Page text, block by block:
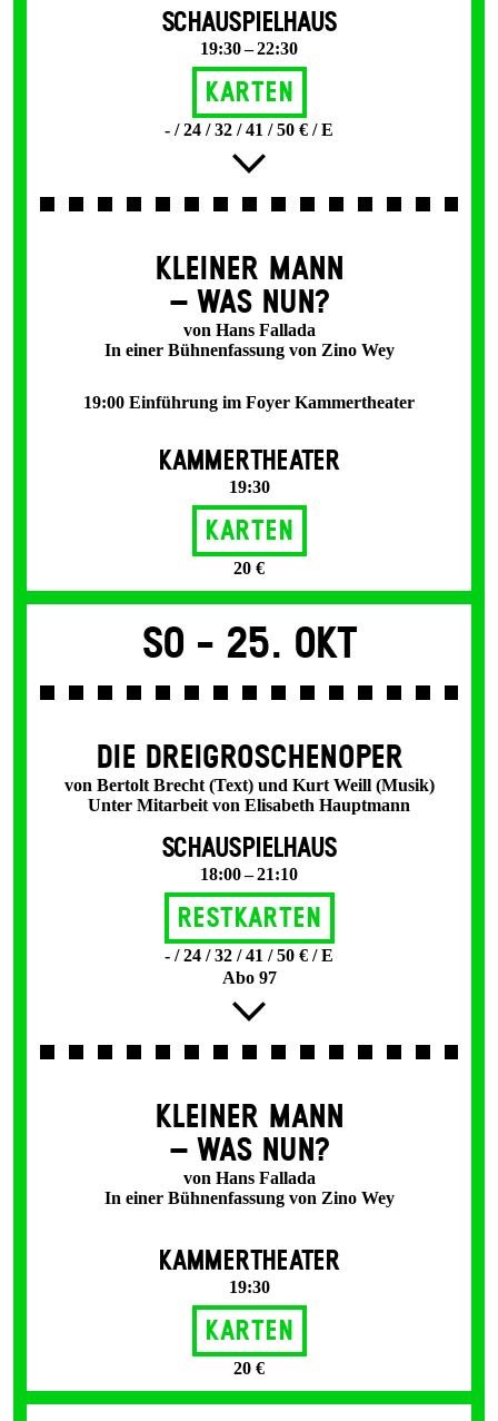
SCHAUSPIELHAUS
19:30 – 22:30
Karten
- / 24 / 32 / 41 / 50 € / E
KLEINER MANN
– WAS NUN?
von Hans Fallada
In einer Bühnenfassung von Zino Wey
19:00 Einführung im Foyer Kammertheater
KAMMERTHEATER
19:30
Karten
20 €
So - 25. Okt
DIE DREI­GROSCHEN­OPER
von Bertolt Brecht (Text) und Kurt Weill (Musik)
Unter Mitarbeit von Elisabeth Hauptmann
SCHAUSPIELHAUS
18:00 – 21:10
Restkarten
- / 24 / 32 / 41 / 50 € / E
Abo 97
KLEINER MANN
– WAS NUN?
von Hans Fallada
In einer Bühnenfassung von Zino Wey
KAMMERTHEATER
19:30
Karten
20 €